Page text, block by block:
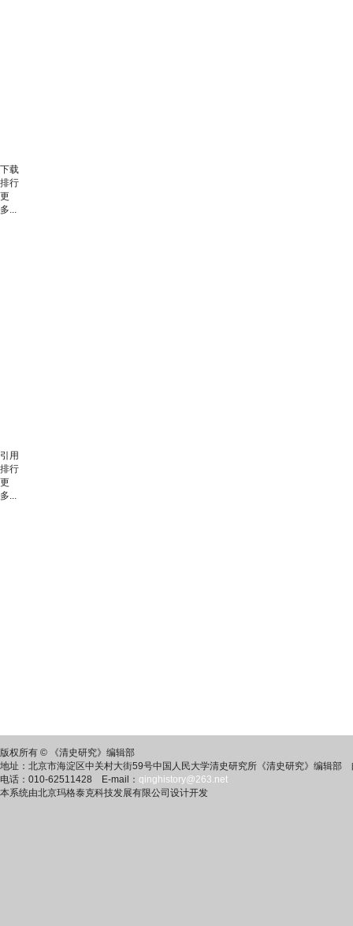
下载
排行
更
多...
引用
排行
更
多...
版权所有 © 《清史研究》编辑部
地址：北京市海淀区中关村大街59号中国人民大学清史研究所《清史研究》编辑
电话：010-62511428 E-mail： qinghistory@263.net
本系统由北京玛格泰克科技发展有限公司设计开发